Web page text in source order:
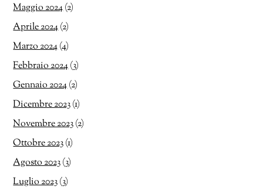
Maggio 2024(2)
Aprile 2024(2)
Marzo 2024(4)
Febbraio 2024(3)
Gennaio 2024(2)
Dicembre 2023(1)
Novembre 2023(2)
Ottobre 2023(1)
Agosto 2023(3)
Luglio 2023(3)